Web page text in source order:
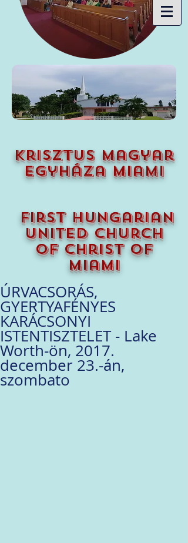
krisztus magyar
egyháza miami
first hungarian
united church
of christ of
miami
ÚRVACSORÁS,
GYERTYAFÉNYES
KARÁCSONYI
ISTENTISZTELET - Lake
Worth-ön, 2017.
december 23.-án,
szombato